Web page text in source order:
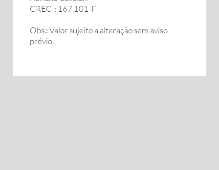
CRECI: 167.101-F
Obs.: Valor sujeito a alteração sem aviso
prévio.